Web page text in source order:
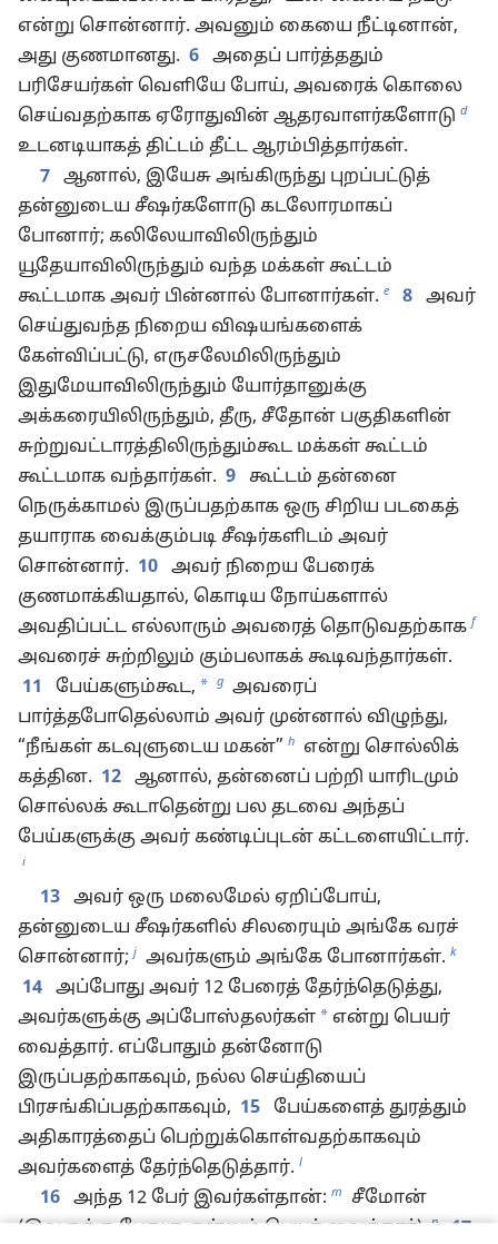
என்று சொன்னார். அவனும் கையை நீட்டினான்,
அது குணமானது. 6 அதைப் பார்த்ததும்
பரிசேயர்கள் வெளியே போய், அவரைக் கொலை
செய்வதற்காக ஏரோதுவின் ஆதரவாளர்களோடு d
உடனடியாகத் திட்டம் தீட்ட ஆரம்பித்தார்கள்.
7 ஆனால், இயேசு அங்கிருந்து புறப்பட்டுத்
தன்னுடைய சீஷர்களோடு கடலோரமாகப்
போனார்; கலிலேயாவிலிருந்தும்
யூதேயாவிலிருந்தும் வந்த மக்கள் கூட்டம்
கூட்டமாக அவர் பின்னால் போனார்கள். e 8 அவர்
செய்துவந்த நிறைய விஷயங்களைக்
கேள்விப்பட்டு, எருசலேமிலிருந்தும்
இதுமேயாவிலிருந்தும் யோர்தானுக்கு
அக்கரையிலிருந்தும், தீரு, சீதோன் பகுதிகளின்
சுற்றுவட்டாரத்திலிருந்தும்கூட மக்கள் கூட்டம்
கூட்டமாக வந்தார்கள். 9 கூட்டம் தன்னை
நெருக்காமல் இருப்பதற்காக ஒரு சிறிய படகைத்
தயாராக வைக்கும்படி சீஷர்களிடம் அவர்
சொன்னார். 10 அவர் நிறைய பேரைக்
குணமாக்கியதால், கொடிய நோய்களால்
அவதிப்பட்ட எல்லாரும் அவரைத் தொடுவதற்காக f
அவரைச் சுற்றிலும் கும்பலாகக் கூடிவந்தார்கள்.
11
பேய்களும்கூட, * g அவரைப்
பார்த்தபோதெல்லாம் அவர் முன்னால் விழுந்து,
“நீங்கள் கடவுளுடைய மகன்” h
என்று சொல்லிக்
கத்தின. 12 ஆனால், தன்னைப் பற்றி யாரிடமும்
சொல்லக் கூடாதென்று பல தடவை அந்தப்
பேய்களுக்கு அவர் கண்டிப்புடன் கட்டளையிட்டார்.
i
13 அவர் ஒரு மலைமேல் ஏறிப்போய்,
தன்னுடைய சீஷர்களில் சிலரையும் அங்கே வரச்
சொன்னார்; j அவர்களும் அங்கே போனார்கள். k
14 அப்போது அவர் 12 பேரைத் தேர்ந்தெடுத்து,
அவர்களுக்கு அப்போஸ்தலர்கள் * என்று பெயர்
வைத்தார். எப்போதும் தன்னோடு
இருப்பதற்காகவும், நல்ல செய்தியைப்
பிரசங்கிப்பதற்காகவும், 15
பேய்களைத் துரத்தும்
அதிகாரத்தைப் பெற்றுக்கொள்வதற்காகவும்
அவர்களைத் தேர்ந்தெடுத்தார். l
16 அந்த 12 பேர் இவர்கள்தான்: m
சீமோன்
(இவருக்கு பேதுரு என்றும் பெயர் வைத்தார்), n 17